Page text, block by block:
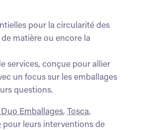
pour la circularité des
matière ou encore la
services, conçue pour allier
un focus sur les emballages
questions.
Emballages, Tosca,
pour leurs interventions de